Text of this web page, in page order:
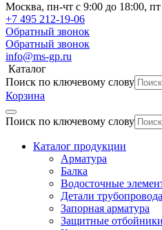
Москва, пн-чт с 9:00 до 18:00, пт
+7 495 212-19-06
Обратный звонок
Обратный звонок
info@ms-gp.ru
Каталог
Поиск по ключевому слову
Корзина
Поиск по ключевому слову
Каталог продукции
Арматура
Балка
Водосточные
Детали трубопровода
Запорная арматура
Защитные